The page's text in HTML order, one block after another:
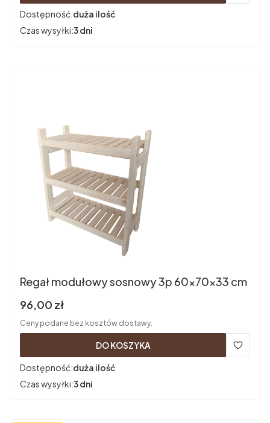
Dostępność:duża ilość
Czas wysyłki:3 dni
Regał modułowy sosnowy 3p 60x70x33 cm
Cena brutto
96,00 zł
Ceny podane bez kosztów dostawy.
DO KOSZYKA
Dostępność:duża ilość
Czas wysyłki:3 dni